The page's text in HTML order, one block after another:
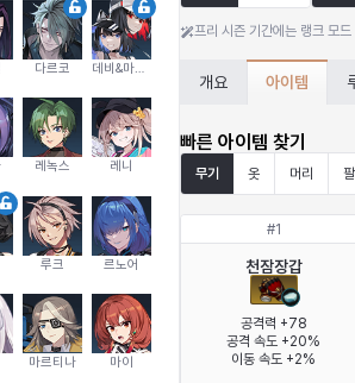
다르코
레녹스 레니
루크 르노어
마르티나 마이
프리 시즌 기간에는 랭크 모
개요 아이템
빠른 아이템 찾기
무기 옷 머리 팔
#1
천잠장갑
공격력 +78
공격 속도 +20%
이동 속도 +2%